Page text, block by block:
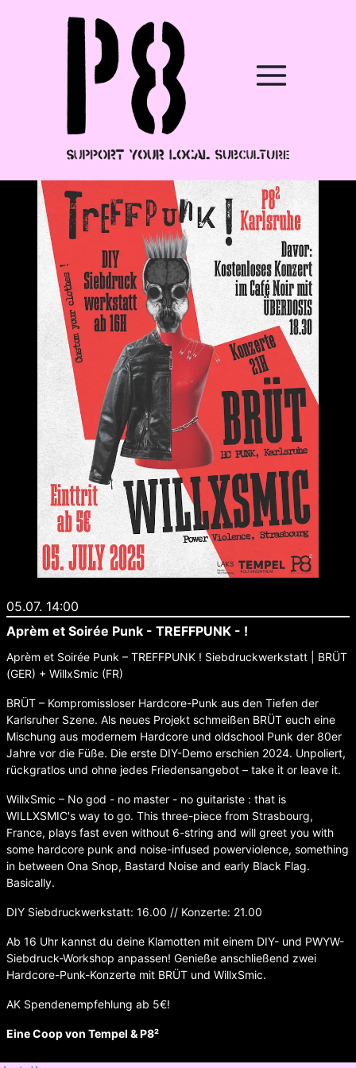
05.07. 14:00
Aprèm et Soirée Punk - TREFFPUNK - !
Aprèm et Soirée Punk – TREFFPUNK ! Siebdruckwerkstatt | BRÜT
(GER) + WillxSmic (FR)
BRÜT – Kompromissloser Hardcore-Punk aus den Tiefen der
Karlsruher Szene. Als neues Projekt schmeißen BRÜT euch eine
Mischung aus modernem Hardcore und oldschool Punk der 80er
Jahre vor die Füße. Die erste DIY-Demo erschien 2024. Unpoliert,
rückgratlos und ohne jedes Friedensangebot – take it or leave it.
WillxSmic – No god - no master - no guitariste : that is
WILLXSMIC's way to go. This three-piece from Strasbourg,
France, plays fast even without 6-string and will greet you with
some hardcore punk and noise-infused powerviolence, something
in between Ona Snop, Bastard Noise and early Black Flag.
Basically.
DIY Siebdruckwerkstatt: 16.00 // Konzerte: 21.00
Ab 16 Uhr kannst du deine Klamotten mit einem DIY- und PWYW-
Siebdruck-Workshop anpassen! Genieße anschließend zwei
Hardcore-Punk-Konzerte mit BRÜT und WillxSmic.
AK Spendenempfehlung ab 5€!
Eine Coop von Tempel & P8²